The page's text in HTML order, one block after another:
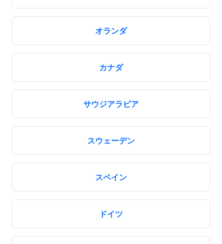
オランダ
カナダ
サウジアラビア
スウェーデン
スペイン
ドイツ